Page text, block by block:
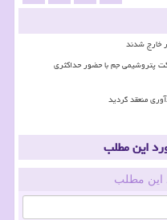
پتروشیمی جم با حضور حداکثری
منعقد گردید
این مطلب
این مطلب